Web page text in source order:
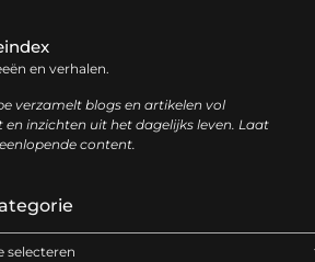
en verhalen.
verzamelt blogs en artikelen vol
inzichten uit het dagelijks leven. Laat
content.